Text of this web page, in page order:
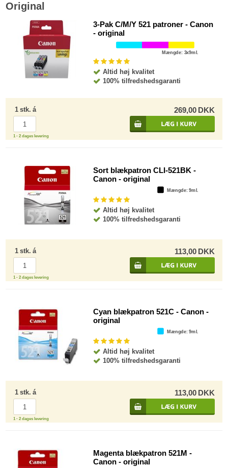
Original
3-Pak C/M/Y 521 patroner - Canon
- original
Mængde: 3x9ml.
Altid høj kvalitet
100% tilfredshedsgaranti
1 stk. á 269,00 DKK
1 - 2 dages levering
Sort blækpatron CLI-521BK -
Canon - original
Mængde: 9ml.
Altid høj kvalitet
100% tilfredshedsgaranti
1 stk. á 113,00 DKK
1 - 2 dages levering
Cyan blækpatron 521C - Canon -
original
Mængde: 9ml.
Altid høj kvalitet
100% tilfredshedsgaranti
1 stk. á 113,00 DKK
1 - 2 dages levering
Magenta blækpatron 521M -
Canon - original